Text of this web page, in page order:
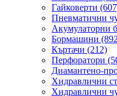
Гайковерти
Пневматични
Акумулаторни
Бормашини
Къртачи (212)
Перфоратори
Диамантено-
Хидравлични
Хидравлични